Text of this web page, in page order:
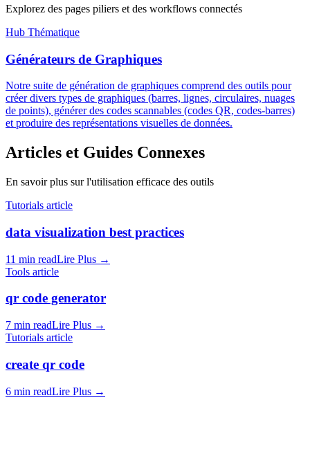
Explorez des pages piliers et des workflows connectés
Hub Thématique
Générateurs de Graphiques
Notre suite de génération de graphiques comprend des outils pour
créer divers types de graphiques (barres, lignes, circulaires, nuages
de points), générer des codes scannables (codes QR, codes-barres)
et produire des représentations visuelles de données.
Articles et Guides Connexes
En savoir plus sur l'utilisation efficace des outils
Tutorials article
data visualization best practices
11 min readLire Plus →
Tools article
qr code generator
7 min readLire Plus →
Tutorials article
create qr code
6 min readLire Plus →